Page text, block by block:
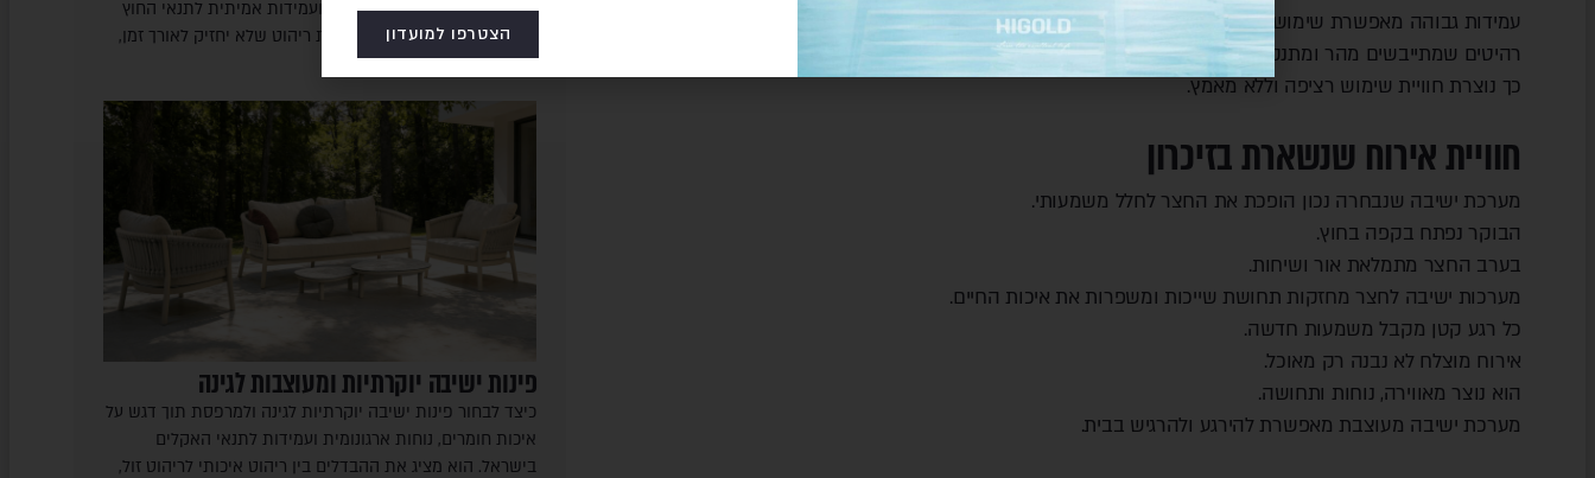
עמידות גבוהה מאפשרת שימוש בכל עונה.
רהיטים שמתייבשים מהר ומתנקים בקלות תורמים לנוחות.
כך נוצרת חוויית שימוש רציפה וללא מאמץ.
חוויית אירוח שנשארת בזיכרון
מערכת ישיבה שנבחרה נכון הופכת את החצר לחלל משמעותי.
הבוקר נפתח בקפה בחוץ.
בערב החצר מתמלאת אור ושיחות.
מערכות ישיבה לחצר מחזקות תחושת שייכות ומשפרות את איכות החיים.
כל רגע קטן מקבל משמעות חדשה.
אירוח מוצלח לא נבנה רק מאוכל.
הוא נוצר מאווירה, נוחות ותחושה.
מערכת ישיבה מעוצבת מאפשרת להירגע ולהרגיש בבית.
גלם איכותיים, נוחות ארגונומית ועמידות אמיתית לתנאי החוץ
בישראל. הוא מסביר כיצד לזהות ריהוט שלא יחזיק לאורך זמן,
מה ההבדלים…
פינות ישיבה יוקרתיות ומעוצבות לגינה
כיצד לבחור פינות ישיבה יוקרתיות לגינה ולמרפסת תוך דגש על
איכות חומרים, נוחות ארגונומית ועמידות לתנאי האקלים
בישראל. הוא מציג את ההבדלים בין ריהוט איכותי לריהוט זול,
הצטרפו למועדון